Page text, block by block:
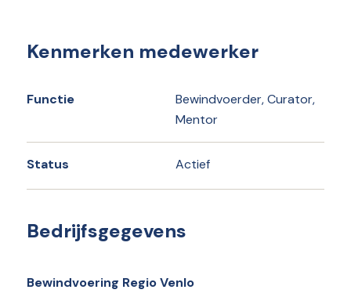
Kenmerken medewerker
Functie
Bewindvoerder, Curator,
Mentor
Status Actief
Bedrijfsgegevens
Bewindvoering Regio Venlo